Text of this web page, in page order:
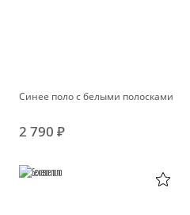
Синее поло с белыми полосками
2 790 ₽